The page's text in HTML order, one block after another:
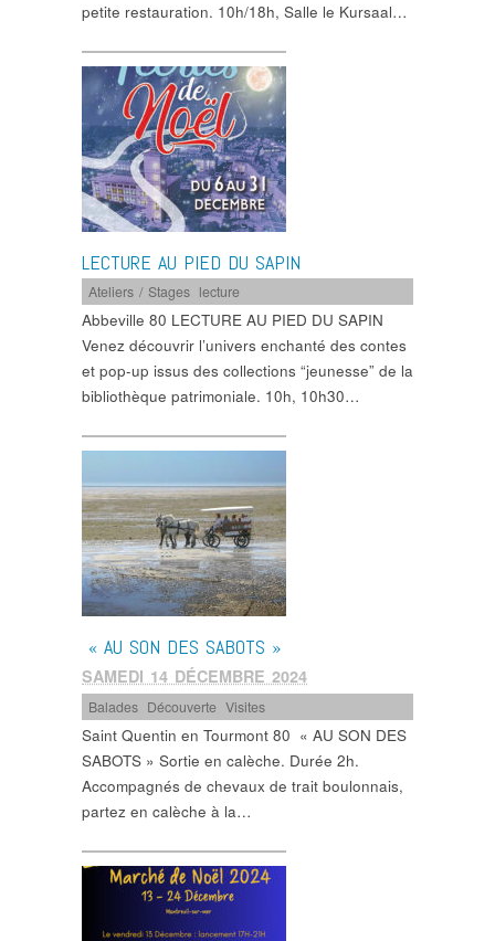
petite restauration. 10h/18h, Salle le Kursaal…
LECTURE AU PIED DU SAPIN
Ateliers / Stages lecture
Abbeville 80 LECTURE AU PIED DU SAPIN
Venez découvrir l’univers enchanté des contes
et pop-up issus des collections “jeunesse” de la
bibliothèque patrimoniale. 10h, 10h30…
« AU SON DES SABOTS »
SAMEDI 14 DÉCEMBRE 2024
Balades Découverte ,Visites
Saint Quentin en Tourmont 80 « AU SON DES
SABOTS » Sortie en calèche. Durée 2h.
Accompagnés de chevaux de trait boulonnais,
partez en calèche à la…